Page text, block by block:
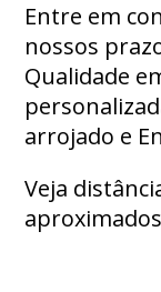
Entre em
nossos
Qualidade
arrojado e
Veja